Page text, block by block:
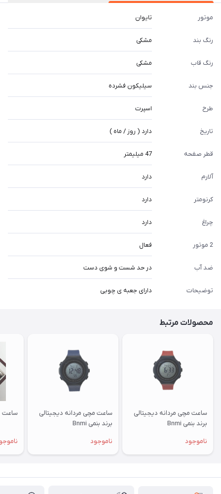
موتور تایوان
رنگ بند مشکی
رنگ قاب مشکی
جنس بند سیلیکون فشرده
طرح اسپرت
تاریخ دارد ( روز / ماه )
قطر صفحه 47 میلیمتر
آلارم دارد
کرنومتر دارد
چراغ دارد
2 موتور فعال
ضد آب در حد شست و شوی دست
توضیحات دارای جعبه ی چوبی
محصولات مرتبط
ساعت مچی مردانه دیجیتالی
برند بنمی Bnmi
ناموجود
ساعت مچی مردانه دیجیتالی
برند بنمی Bnmi
ناموجود
ساعت